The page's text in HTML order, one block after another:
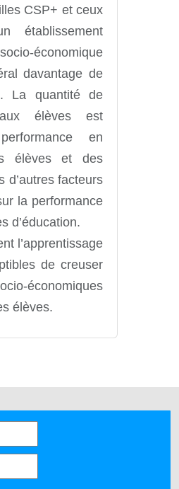
CSP+ et ceux
établissement
économique
davantage de
La quantité de
élèves est
en
élèves et des
d’autres facteurs
la performance
d’éducation.
l’apprentissage
de creuser
économiques
élèves.